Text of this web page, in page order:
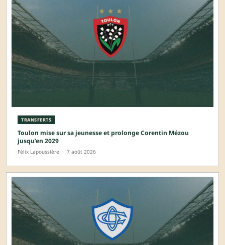
TRANSFERTS
Toulon mise sur sa jeunesse et prolonge Corentin Mézou
jusqu’en 2029
Félix Lapoussière · 7 août 2026